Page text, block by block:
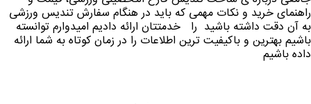
راهنمای خرید و نکات مهمی که باید در هنگام سفارش تندیس ورزشی
به آن دقت داشته باشید را خدمتتان ارائه دادیم امیدوارم توانسته
باشیم بهترین و باکیفیت ترین اطلاعات را در زمان کوتاه به شما ارائه
داده باشیم